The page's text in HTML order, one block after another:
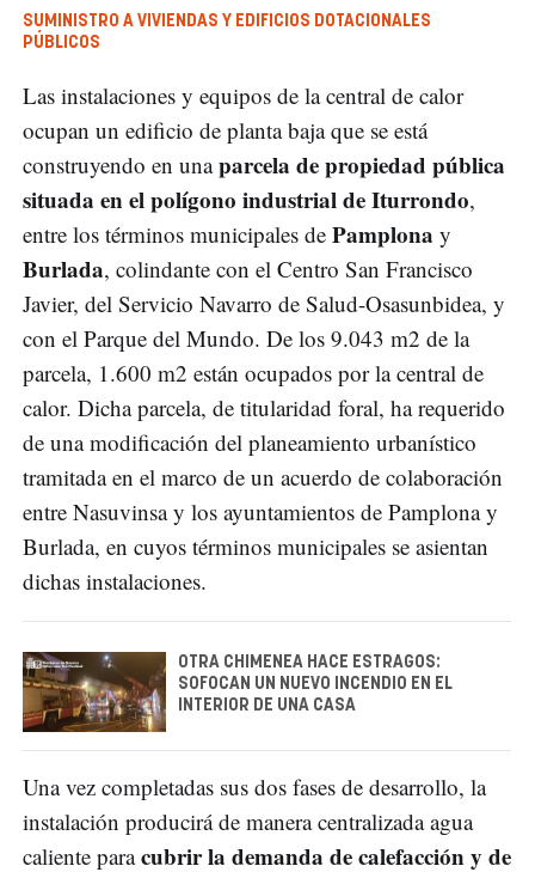
SUMINISTRO A VIVIENDAS Y EDIFICIOS DOTACIONALES
PÚBLICOS
Las instalaciones y equipos de la central de calor
ocupan un edificio de planta baja que se está
construyendo en unaparcela de propiedad pública
situada en el polígono industrial de Iturrondo,
entre los términos municipales de Pamplona y
Burlada, colindante con el Centro San Francisco
Javier, del Servicio Navarro de Salud-Osasunbidea, y
con el Parque del Mundo. De los 9.043 m2 de la
parcela, 1.600 m2 están ocupados por la central de
calor. Dicha parcela, de titularidad foral, ha requerido
de una modificación del planeamiento urbanístico
tramitada en el marco de un acuerdo de colaboración
entre Nasuvinsa y los ayuntamientos de Pamplona y
Burlada, en cuyos términos municipales se asientan
dichas instalaciones.
OTRA CHIMENEA HACE ESTRAGOS:
SOFOCAN UN NUEVO INCENDIO EN EL
INTERIOR DE UNA CASA
Una vez completadas sus dos fases de desarrollo, la
instalación producirá de manera centralizada agua
caliente paracubrir la demanda de calefacción y de